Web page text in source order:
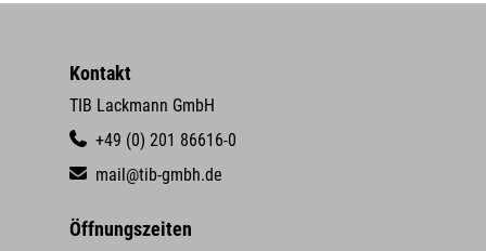
Kontakt
TIB Lackmann GmbH
+49 (0) 201 86616-0
mail@tib-gmbh.de
Öffnungszeiten